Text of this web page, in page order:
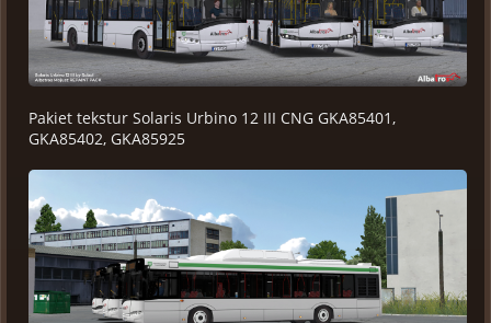
Pakiet tekstur Solaris Urbino 12 III CNG GKA85401,
GKA85402, GKA85925